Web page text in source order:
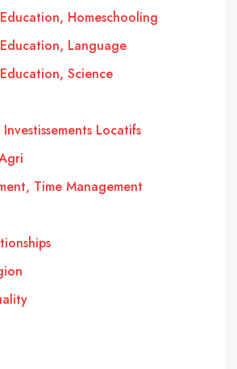
Homeschooling
Language
Science
Locatifs
Time Management